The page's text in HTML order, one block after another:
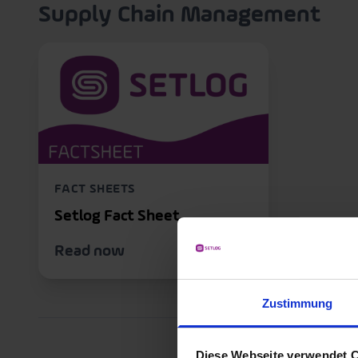
Zustimmung
Supply Chain Management
FACT SHEETS
Setlog Fact Sheet
Read now